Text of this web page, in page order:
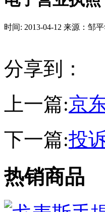
时间: 2013-04-12 来源：邹
分享到：
上一篇:京
下一篇:投
热销商品